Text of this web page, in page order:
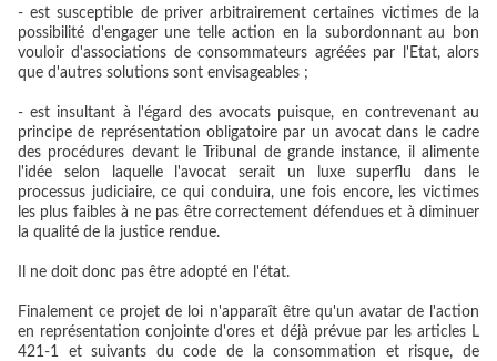
- est susceptible de priver arbitrairement certaines victimes de la
possibilité d'engager une telle action en la subordonnant au bon
vouloir d'associations de consommateurs agréées par l'Etat, alors
que d'autres solutions sont envisageables ;
-est insultant à l'égard des avocats puisque, en contrevenant au
principe de représentation obligatoire par un avocat dans le cadre
des procédures devant le Tribunal de grande instance, il alimente
l'idée selon laquelle l'avocat serait un luxe superflu dans le
processus judiciaire, ce qui conduira, une fois encore, les victimes
les plus faibles à ne pas être correctement défendues et à diminuer
la qualité de la justice rendue.
Il ne doit donc pas être adopté en l'état.
Finalement ce projet de loi n'apparaît être qu'un avatar de l'action
en représentation conjointe d'ores et déjà prévue par les articles L
421-1 et suivants du code de la consommation et risque, de